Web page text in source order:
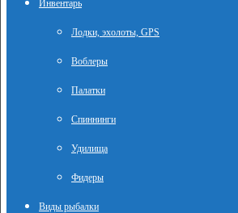
Инвентарь
Лодки, эхолоты, GPS
Воблеры
Палатки
Спиннинги
Удилища
Фидеры
Виды рыбалки